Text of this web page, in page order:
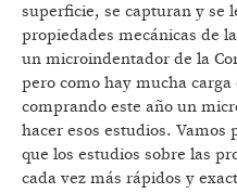
superficie, se capturan y se
propiedades mecánicas de
un microindentador de la
pero como hay mucha
comprando este año un
hacer esos estudios. Vamos
que los estudios sobre las
cada vez más rápidos y